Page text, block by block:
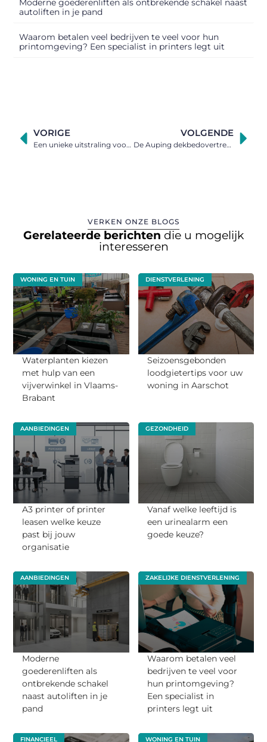
Moderne goederenliften als ontbrekende schakel naast
autoliften in je pand
Waarom betalen veel bedrijven te veel voor hun
printomgeving? Een specialist in printers legt uit
VORIGE
Een unieke uitstraling voor je huis
VOLGENDE
De Auping dekbedovertrekken
VERKEN ONZE BLOGS
Gerelateerde berichten die u mogelijk
interesseren
WONING EN TUIN
Waterplanten kiezen
met hulp van een
vijverwinkel in Vlaams-
Brabant
DIENSTVERLENING
Seizoensgebonden
loodgietertips voor uw
woning in Aarschot
AANBIEDINGEN
A3 printer of printer
leasen welke keuze
past bij jouw
organisatie
GEZONDHEID
Vanaf welke leeftijd is
een urinealarm een
goede keuze?
AANBIEDINGEN
Moderne
goederenliften als
ontbrekende schakel
naast autoliften in je
pand
ZAKELIJKE DIENSTVERLENING
Waarom betalen veel
bedrijven te veel voor
hun printomgeving?
Een specialist in
printers legt uit
FINANCIEEL WONING EN TUIN